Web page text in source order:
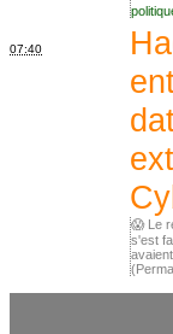
07:40
😱 Le
s'est